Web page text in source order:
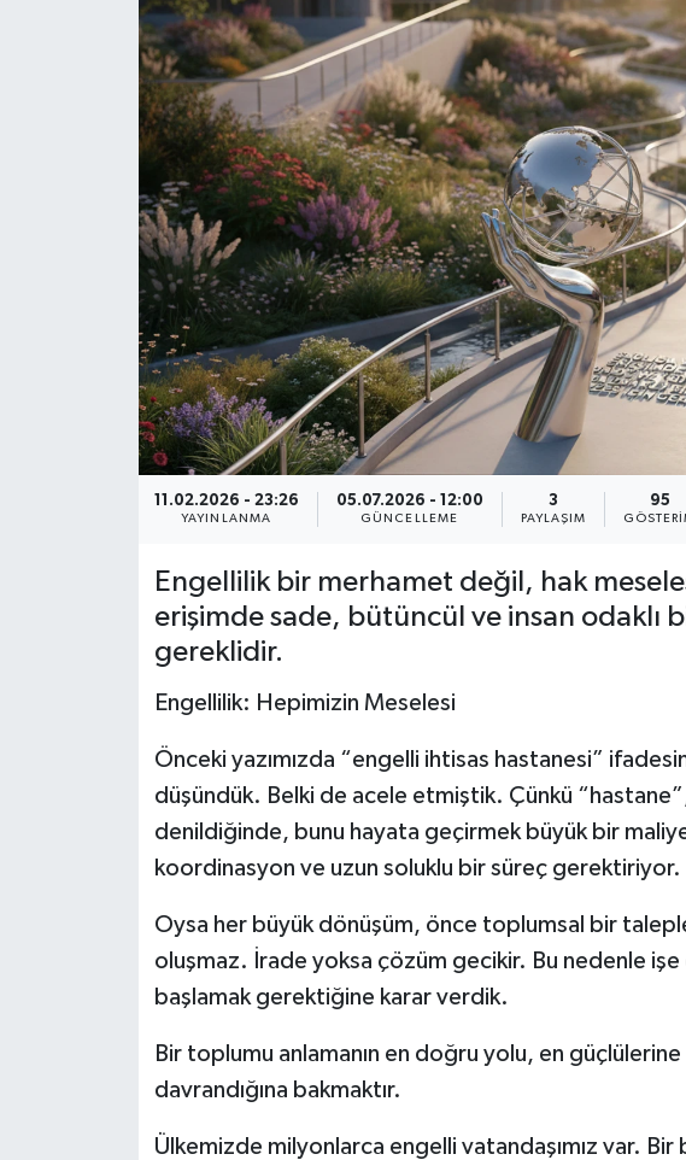
11.02.2026 - 23:26
YAYINLANMA
05.07.2026 - 12:00
GÜNCELLEME
3
PAYLAŞIM
95
Engellilik bir merhamet değil, hak
erişimde sade, bütüncül ve insan odaklı
gereklidir.
Engellilik: Hepimizin Meselesi
Önceki yazımızda “engelli ihtisas hastanesi”
düşündük. Belki de acele etmiştik. Çünkü
denildiğinde, bunu hayata geçirmek büyük bir
koordinasyon ve uzun soluklu bir süreç gerektiriyor.
Oysa her büyük dönüşüm, önce toplumsal bir
oluşmaz. İrade yoksa çözüm gecikir. Bu nedenle
başlamak gerektiğine karar verdik.
Bir toplumu anlamanın en doğru yolu, en güçlülerine
davrandığına bakmaktır.
Ülkemizde milyonlarca engelli vatandaşımız var. Bir